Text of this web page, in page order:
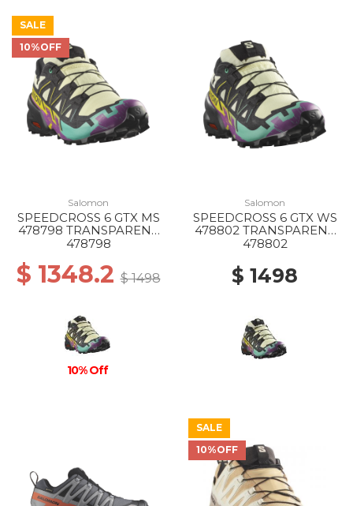
SALE
10%OFF
Salomon
SPEEDCROSS 6 GTX MS
478798 TRANSPARENT
YL/BK/WATERFALL
478798
$ 1348.2$ 1498
10% Off
Salomon
SPEEDCROSS 6 GTX WS
478802 TRANSPARENT
YL/BK/WATERFALL
478802
$ 1498
SALE
10%OFF